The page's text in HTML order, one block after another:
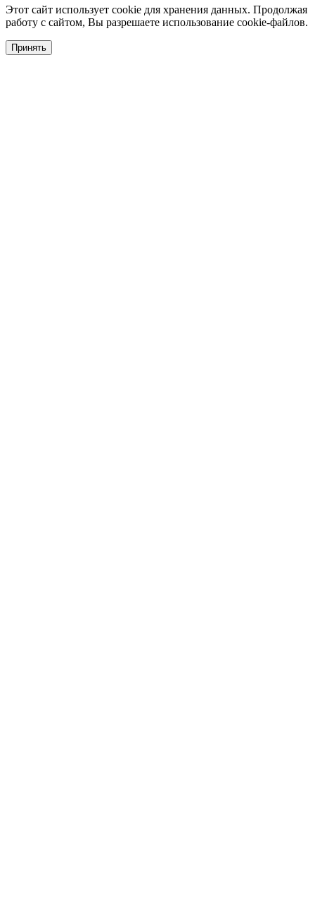
Этот сайт использует cookie для хранения данных. Продолжая
работу с сайтом, Вы разрешаете использование cookie-файлов.
Принять